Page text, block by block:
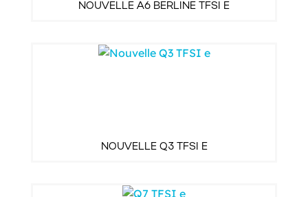
NOUVELLE A6 BERLINE TFSI E
NOUVELLE Q3 TFSI E